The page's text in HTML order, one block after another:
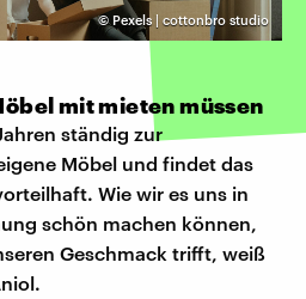
©Pexels | cottonbro studio
mit mieten müssen
ständig zur
Möbel und findet das
Wie wir es uns in
schön machen können,
Geschmack trifft, weiß